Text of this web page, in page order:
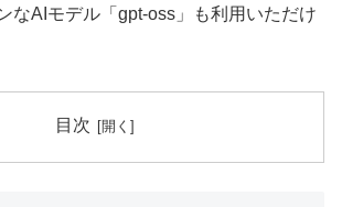
なAIモデル「gpt-oss」も利用いただけ
目次